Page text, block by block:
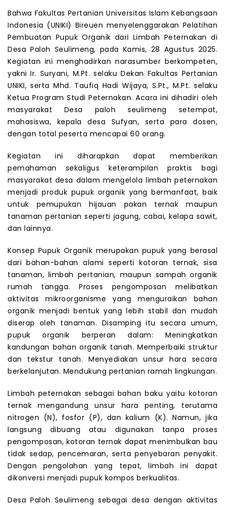
Bahwa Fakultas Pertanian Universitas Islam Kebangsaan
Indonesia (UNIKI) Bireuen menyelenggarakan Pelatihan
Pembuatan Pupuk Organik dari Limbah Peternakan di
Desa Paloh Seulimeng, pada Kamis, 28 Agustus 2025.
Kegiatan ini menghadirkan narasumber berkompeten,
yakni Ir. Suryani, M.Pt. selaku Dekan Fakultas Pertanian
UNIKI, serta Mhd. Taufiq Hadi Wijaya, S.Pt., M.Pt. selaku
Ketua Program Studi Peternakan. Acara ini dihadiri oleh
masyarakat Desa paloh seulimeng setempat,
mahasiswa, kepala desa Sufyan, serta para dosen,
dengan total peserta mencapai 60 orang.
Kegiatan ini diharapkan dapat memberikan
pemahaman sekaligus keterampilan praktis bagi
masyarakat desa dalam mengelola limbah peternakan
menjadi produk pupuk organik yang bermanfaat, baik
untuk pemupukan hijauan pakan ternak maupun
tanaman pertanian seperti jagung, cabai, kelapa sawit,
dan lainnya.
Konsep Pupuk Organik merupakan pupuk yang berasal
dari bahan-bahan alami seperti kotoran ternak, sisa
tanaman, limbah pertanian, maupun sampah organik
rumah tangga. Proses pengomposan melibatkan
aktivitas mikroorganisme yang menguraikan bahan
organik menjadi bentuk yang lebih stabil dan mudah
diserap oleh tanaman. Disamping itu secara umum,
pupuk organik berperan dalam: Meningkatkan
kandungan bahan organik tanah. Memperbaiki struktur
dan tekstur tanah. Menyediakan unsur hara secara
berkelanjutan. Mendukung pertanian ramah lingkungan.
Limbah peternakan sebagai bahan baku yaitu kotoran
ternak mengandung unsur hara penting, terutama
nitrogen (N), fosfor (P), dan kalium (K). Namun, jika
langsung dibuang atau digunakan tanpa proses
pengomposan, kotoran ternak dapat menimbulkan bau
tidak sedap, pencemaran, serta penyebaran penyakit.
Dengan pengolahan yang tepat, limbah ini dapat
dikonversi menjadi pupuk kompos berkualitas.
Desa Paloh Seulimeng sebagai desa dengan aktivitas